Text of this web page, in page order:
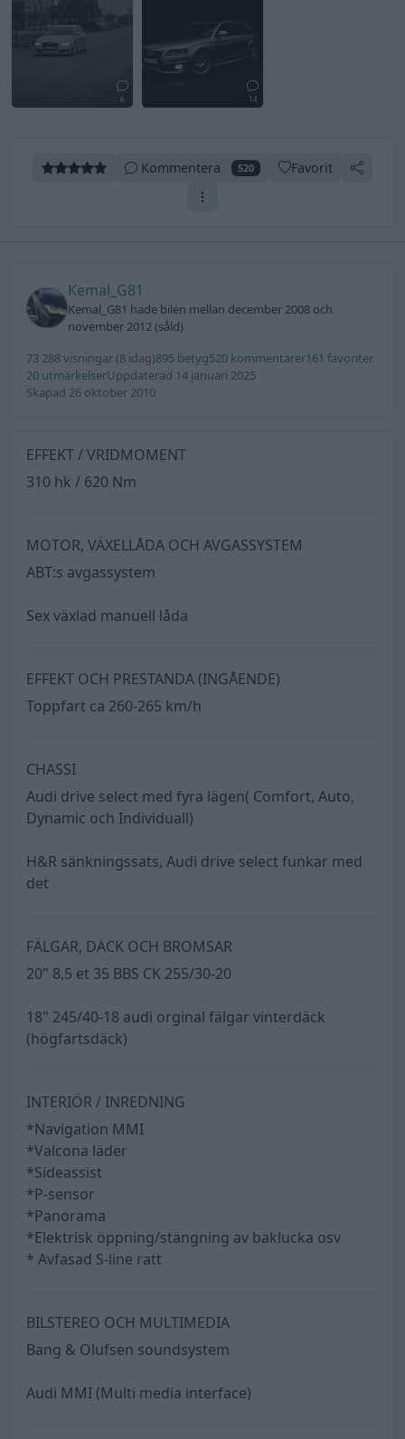
6 14
Kommentera 520 Favorit
Kemal_G81
Kemal_G81 hade bilen mellan december 2008 och
november 2012 (såld)
73 288 visningar (8 idag)895 betyg520 kommentarer161 favoriter
20 utmärkelserUppdaterad 14 januari 2025
Skapad 26 oktober 2010
EFFEKT / VRIDMOMENT
310 hk / 620 Nm
MOTOR, VÄXELLÅDA OCH AVGASSYSTEM
ABT:s avgassystem
Sex växlad manuell låda
EFFEKT OCH PRESTANDA (INGÅENDE)
Toppfart ca 260-265 km/h
CHASSI
Audi drive select med fyra lägen( Comfort, Auto,
Dynamic och Individuall)
H&R sänkningssats, Audi drive select funkar med
det
FÄLGAR, DÄCK OCH BROMSAR
20" 8,5 et 35 BBS CK 255/30-20
18" 245/40-18 audi orginal fälgar vinterdäck
(högfartsdäck)
INTERIÖR / INREDNING
*Navigation MMI
*Valcona läder
*Sideassist
*P-sensor
*Panorama
*Elektrisk öppning/stängning av baklucka osv
* Avfasad S-line ratt
BILSTEREO OCH MULTIMEDIA
Bang & Olufsen soundsystem
Audi MMI (Multi media interface)